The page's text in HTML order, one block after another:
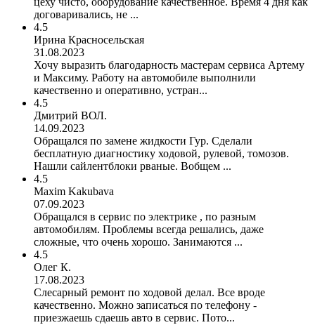
договаривались, не ...
4.5
Ирина Красносельская
31.08.2023
Хочу выразить благодарность мастерам сервиса Артему
и Максиму. Работу на автомобиле выполнили
качественно и оперативно, устран...
4.5
Дмитрий ВОЛ.
14.09.2023
Обращался по замене жидкости Гур. Сделали
бесплатную диагностику ходовой, рулевой, томозов.
Нашли сайлентблоки рваные. Вобщем ...
4.5
Maxim Kakubava
07.09.2023
Обращался в сервис по электрике , по разным
автомобилям. Проблемы всегда решались, даже
сложные, что очень хорошо. Занимаются ...
4.5
Олег К.
17.08.2023
Слесарный ремонт по ходовой делал. Все вроде
качественно. Можно записаться по телефону -
приезжаешь сдаешь авто в сервис. Пото...